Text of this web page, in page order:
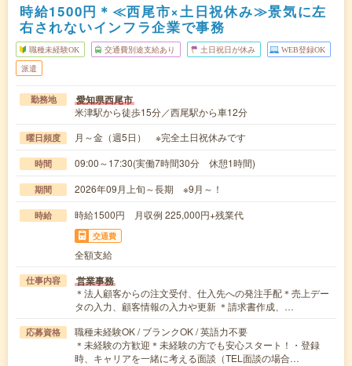
時給1500円＊≪西尾市×土日祝休み≫景気に左
右されないインフラ企業で事務
職種未経験OK 交通費別途支給あり 土日祝日が休み WEB登録OK
派遣
勤務地 愛知県西尾市
米津駅から徒歩15分／西尾駅から車12分
曜日頻度 月～金（週5日） ※完全土日祝休みです
時間 09:00～17:30(実働7時間30分 休憩1時間)
期間 2026年09月上旬～長期 ※9月～！
時給 時給1500円 月収例 225,000円+残業代
交通費
全額支給
仕事内容 営業事務
＊法人顧客からの注文受付、仕入先への発注手配＊売上デー
タの入力、顧客情報の入力や更新 ＊請求書作成、…
応募資格
職種未経験OK / ブランクOK / 英語力不要
＊未経験の方歓迎＊未経験の方でも安心スタート！・登録
時、キャリアを一緒に考える面談（TEL面談の場合…